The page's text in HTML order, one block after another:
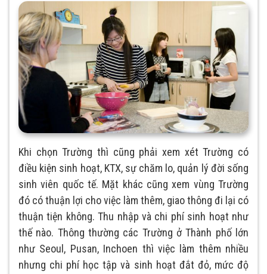
Khi chọn Trường thì cũng phải xem xét Trường có
điều kiện sinh hoạt, KTX, sự chăm lo, quản lý đời sống
sinh viên quốc tế. Mặt khác cũng xem vùng Trường
đó có thuận lợi cho việc làm thêm, giao thông đi lại có
thuận tiện không. Thu nhập và chi phí sinh hoạt như
thế nào. Thông thường các Trường ở Thành phố lớn
như Seoul, Pusan, Inchoen thì việc làm thêm nhiều
nhưng chi phí học tập và sinh hoạt đắt đỏ, mức độ